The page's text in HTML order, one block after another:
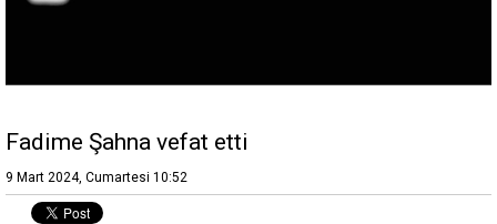
Fadime Şahna vefat etti
9 Mart 2024, Cumartesi 10:52